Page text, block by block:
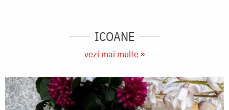
ICOANE
vezi mai multe »